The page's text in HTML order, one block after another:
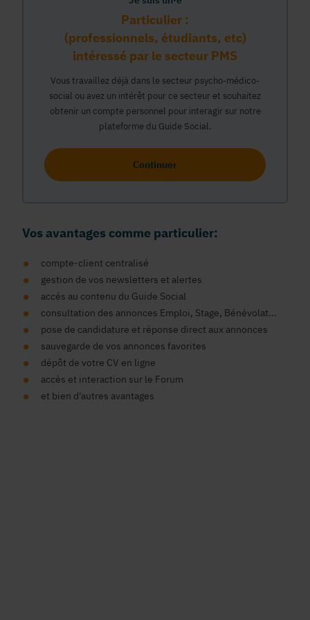
Particulier :
(professionnels, étudiants, etc)
intéressé par le secteur PMS
Vous travaillez déjà dans le secteur psycho-médico-
social ou avez un intérêt pour ce secteur et souhaitez
obtenir un compte personnel pour interagir sur notre
plateforme du Guide Social.
Continuer
Vos avantages comme particulier:
compte-client centralisé
gestion de vos newsletters et alertes
accés au contenu du Guide Social
consultation des annonces Emploi, Stage, Bénévolat...
pose de candidature et réponse direct aux annonces
sauvegarde de vos annonces favorites
dépôt de votre CV en ligne
accès et interaction sur le Forum
et bien d'autres avantages